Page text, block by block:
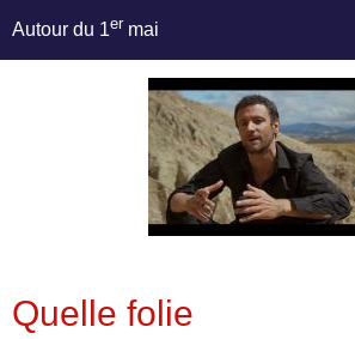
Autour du 1er mai
Quelle folie